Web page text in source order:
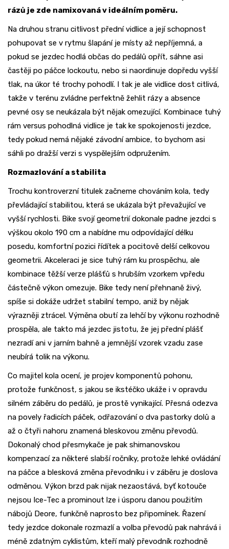
rázů je zde namixovaná v ideálním poměru.
Na druhou stranu citlivost přední vidlice a její schopnost
pohupovat se v rytmu šlapání je místy až nepříjemná, a
pokud se jezdec hodlá občas do pedálů opřít, sáhne asi
častěji po páčce lockoutu, nebo si naordinuje dopředu vyšší
tlak, na úkor té trochy pohodlí. I tak je ale vidlice dost citlivá,
takže v terénu zvládne perfektně žehlit rázy a absence
pevné osy se neukázala být nějak omezující. Kombinace tuhý
rám versus pohodlná vidlice je tak ke spokojenosti jezdce,
tedy pokud nemá nějaké závodní ambice, to bychom asi
sáhli po dražší verzi s vyspělejším odpružením.
Rozmazlování a stabilita
Trochu kontroverzní titulek začneme chováním kola, tedy
převládající stabilitou, která se ukázala být převažující ve
vyšší rychlosti. Bike svojí geometrií dokonale padne jezdci s
výškou okolo 190 cm a nabídne mu odpovídající délku
posedu, komfortní pozici řídítek a pocitově delší celkovou
geometrii. Akceleraci je sice tuhý rám ku prospěchu, ale
kombinace těžší verze plášťů s hrubším vzorkem vpředu
částečně výkon omezuje. Bike tedy není přehnaně živý,
spíše si dokáže udržet stabilní tempo, aniž by nějak
výrazněji ztrácel. Výměna obutí za lehčí by výkonu rozhodně
prospěla, ale takto má jezdec jistotu, že jej přední plášť
nezradí ani v jarním bahně a jemnější vzorek vzadu zase
neubírá tolik na výkonu.
Co majitel kola ocení, je projev komponentů pohonu,
protože funkčnost, s jakou se ikstéčko ukáže i v opravdu
silném záběru do pedálů, je prostě vynikající. Přesná odezva
na povely řadicích páček, odřazování o dva pastorky dolů a
až o čtyři nahoru znamená bleskovou změnu převodů.
Dokonalý chod přesmykače je pak shimanovskou
kompenzací za některé slabší ročníky, protože lehké ovládání
na páčce a blesková změna převodníku i v záběru je doslova
odměnou. Výkon brzd pak nijak nezaostává, byť kotouče
nejsou Ice-Tec a prominout lze i úsporu danou použitím
nábojů Deore, funkčně naprosto bez připomínek. Řazení
tedy jezdce dokonale rozmazlí a volba převodů pak nahrává i
méně zdatným cyklistům, kteří malý převodník rozhodně